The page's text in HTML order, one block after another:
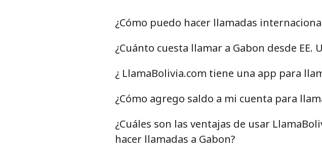
Línea fija ⁦10.5¢⁩
Celular ⁦10.9¢⁩
Grenada
¿Cómo puedo hacer llamadas
¿Cuánto cuesta llamar a Gabon desde EE.
¿ LlamaBolivia.com tiene una app para
¿Cómo agrego saldo a mi cuenta para
¿Cuáles son las ventajas de usar
hacer llamadas a Gabon?